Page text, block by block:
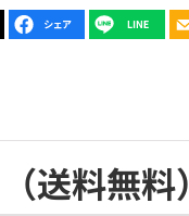
（送料無料）